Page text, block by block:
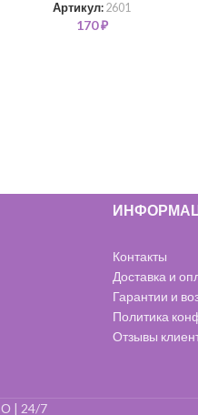
Артикул: 2601
170₽
Контакты
Доставка и
Гарантии и
Политика
Отзывы
| 24/7